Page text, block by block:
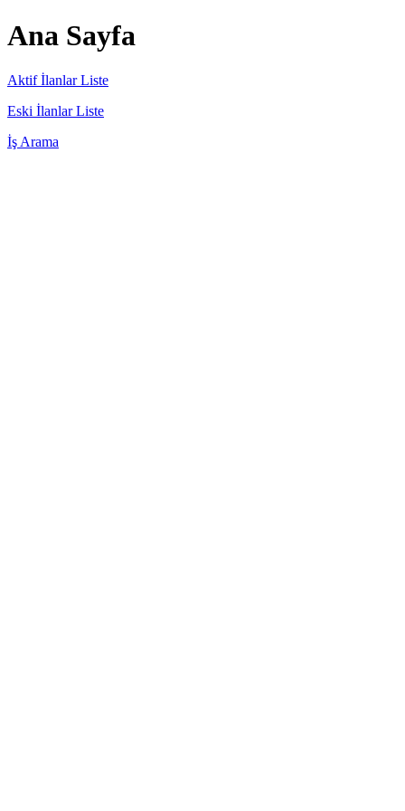
Ana Sayfa
Aktif İlanlar Liste
Eski İlanlar Liste
İş Arama